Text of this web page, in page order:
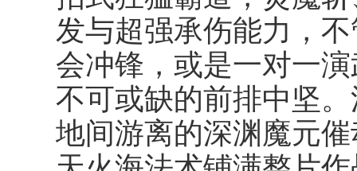
发与超强承伤能力，
会冲锋，或是一对一
不可或缺的前排中坚
地间游离的深渊魔元